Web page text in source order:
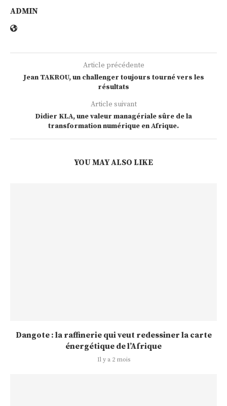
ADMIN
Article précédente
Jean TAKROU, un challenger toujours tourné vers les
résultats
Article suivant
Didier KLA, une valeur managériale sûre de la
transformation numérique en Afrique.
YOU MAY ALSO LIKE
Dangote : la raffinerie qui veut redessiner la carte
énergétique de l’Afrique
Il y a 2 mois